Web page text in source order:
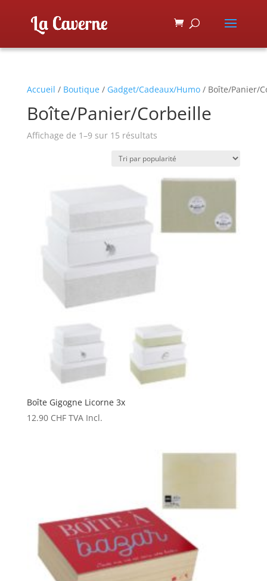
Accueil / Boutique/ Gadget/Cadeaux/Humo/ Boîte/Panier/
Boîte/Panier/Corbeille
Affichage de 1–9 sur 15 résultats
Boîte Gigogne Licorne 3x
12.90 CHF TVA Incl.